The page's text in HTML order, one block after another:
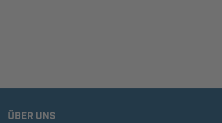
ÜBER UNS